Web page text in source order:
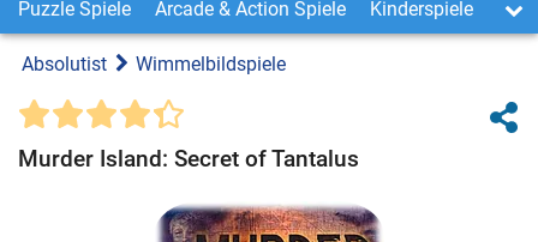
Puzzle Spiele Arcade & Action Spiele Kinderspiele 3-
Absolutist Wimmelbildspiele
Murder Island: Secret of Tantalus